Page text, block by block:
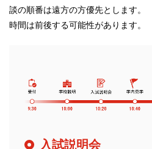
談の順番は遠方の方優先とします。
時間は前後する可能性があります。
入試説明会